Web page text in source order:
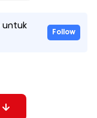
untuk
Follow